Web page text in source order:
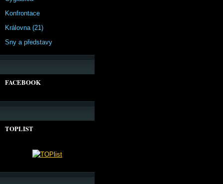
Konfrontace
Královna (21)
Sny a představy
FACEBOOK
TOPLIST